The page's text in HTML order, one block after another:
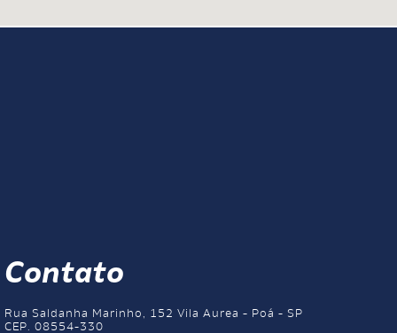
Contato
Rua Saldanha Marinho, 152 Vila Aurea - Poá - SP
CEP. 08554-330